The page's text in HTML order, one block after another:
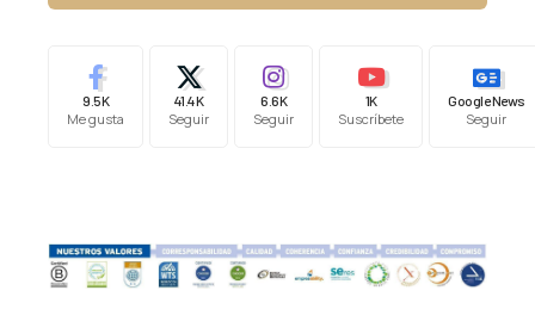
9.5K
Me gusta
41.4K
Seguir
6.6K
Seguir
1K
Suscríbete
Google News
Seguir